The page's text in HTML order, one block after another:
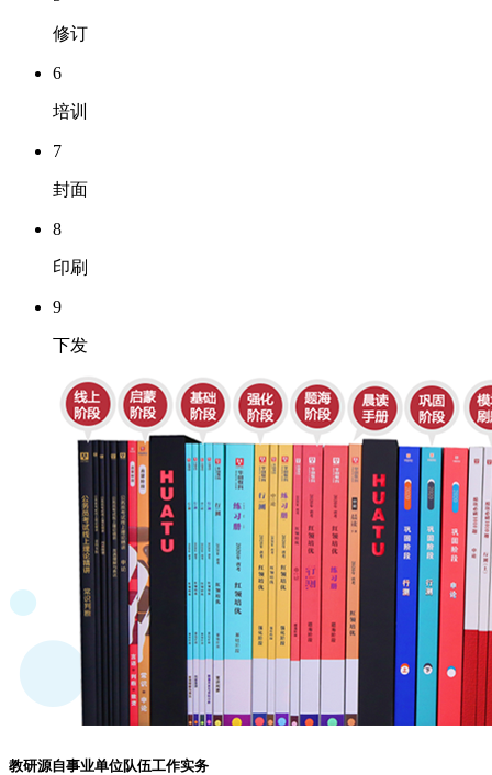
修订
6
培训
7
封面
8
印刷
9
下发
教研源自事业单位队伍工作实务